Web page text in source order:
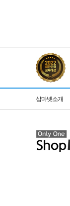
샵마넷소개